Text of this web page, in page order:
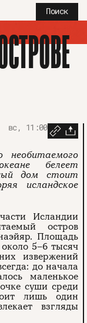
Поиск
вс, 11:00
необитаемого
белеет
дом стоит
исландское
Исландии
остров
Площадь
5–6 тысяч
извержений
до начала
маленькое
суши среди
лишь один
взгляды